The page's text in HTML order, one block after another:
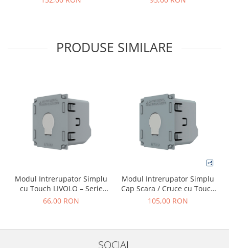
PRODUSE SIMILARE
Modul Intrerupator Simplu
cu Touch LIVOLO – Serie
Noua
66,00 RON
Modul Intrerupator Simplu
Cap Scara / Cruce cu Touch
LIVOLO – Serie Noua
105,00 RON
SOCIAL